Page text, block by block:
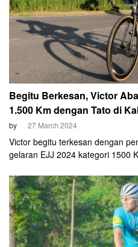
Begitu Berkesan, Victor
1.500 Km dengan Tato di
by 27 March 2024
Victor begitu terkesan dengan
gelaran EJJ 2024 kategori 1500
sebagai kenang-kenangan.